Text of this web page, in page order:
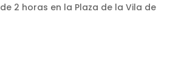
2 horas en la Plaza de la Vila de